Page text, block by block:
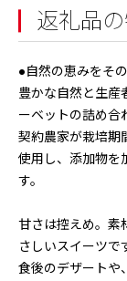
返礼品
●自然の恵みをそ
豊かな自然と生産
ーベットの詰め合
契約農家が栽培期
使用し、添加物を
す。
甘さは控えめ。素
さしいスイーツで
食後のデザートや